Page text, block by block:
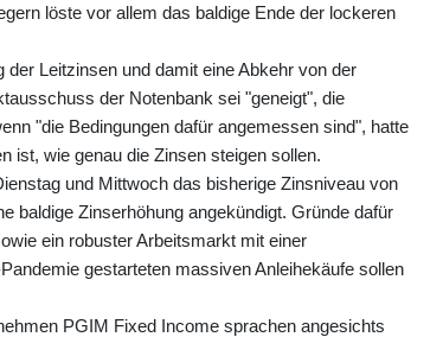
löste vor allem das baldige Ende der lockeren
Leitzinsen und damit eine Abkehr von der
der Notenbank sei "geneigt", die
"die Bedingungen dafür angemessen sind", hatte
ist, wie genau die Zinsen steigen sollen.
und Mittwoch das bisherige Zinsniveau von
baldige Zinserhöhung angekündigt. Gründe dafür
ein robuster Arbeitsmarkt mit einer
gestarteten massiven Anleihekäufe sollen
PGIM Fixed Income sprachen angesichts